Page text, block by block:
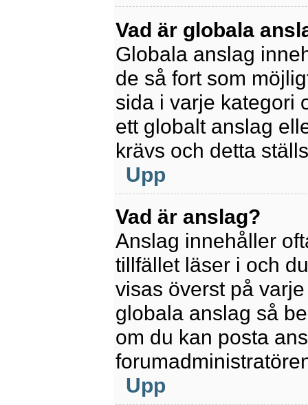
Vad är globala
Globala anslag
de så fort som
sida i varje kategori
ett globalt anslag
krävs och detta
Upp
Vad är anslag?
Anslag innehåller
tillfället läser i och
visas överst på
globala anslag så
om du kan posta
Upp